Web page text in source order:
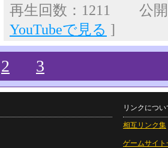
再生回数：1211 公
YouTubeで見る ]
2 3
リンクについ
相互リンク集
ゲームサイト